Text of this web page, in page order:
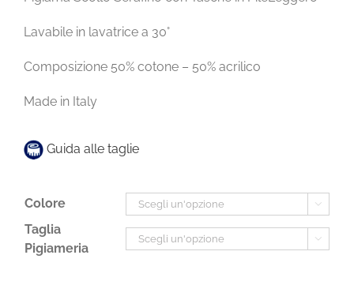
Lavabile in lavatrice a 30°
Composizione 50% cotone – 50% acrilico
Made in Italy
Guida alle taglie
Colore 
Taglia
Pigiameria
